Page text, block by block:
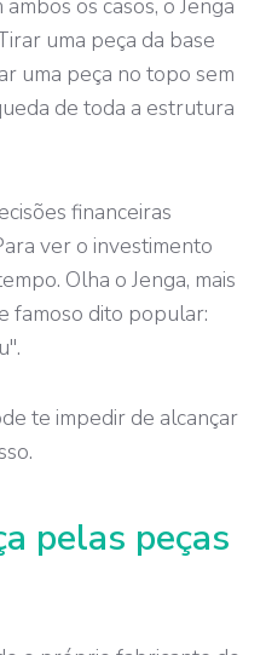
uma peça da base
uma peça no topo sem
de toda a estrutura
financeiras
ver o investimento
Olha o Jenga, mais
famoso dito popular:
te impedir de alcançar
pelas peças